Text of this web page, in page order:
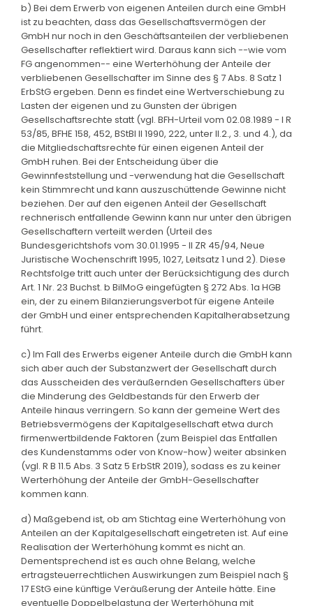
b) Bei dem Erwerb von eigenen Anteilen durch eine GmbH
ist zu beachten, dass das Gesellschaftsvermögen der
GmbH nur noch in den Geschäftsanteilen der verbliebenen
Gesellschafter reflektiert wird. Daraus kann sich --wie vom
FG angenommen-- eine Werterhöhung der Anteile der
verbliebenen Gesellschafter im Sinne des § 7 Abs. 8 Satz 1
ErbStG ergeben. Denn es findet eine Wertverschiebung zu
Lasten der eigenen und zu Gunsten der übrigen
Gesellschaftsrechte statt (vgl. BFH-Urteil vom 02.08.1989 - I R
53/85, BFHE 158, 452, BStBl II 1990, 222, unter II.2., 3. und 4.), da
die Mitgliedschaftsrechte für einen eigenen Anteil der
GmbH ruhen. Bei der Entscheidung über die
Gewinnfeststellung und -verwendung hat die Gesellschaft
kein Stimmrecht und kann auszuschüttende Gewinne nicht
beziehen. Der auf den eigenen Anteil der Gesellschaft
rechnerisch entfallende Gewinn kann nur unter den übrigen
Gesellschaftern verteilt werden (Urteil des
Bundesgerichtshofs vom 30.01.1995 - II ZR 45/94, Neue
Juristische Wochenschrift 1995, 1027, Leitsatz 1 und 2). Diese
Rechtsfolge tritt auch unter der Berücksichtigung des durch
Art. 1 Nr. 23 Buchst. b BilMoG eingefügten § 272 Abs. 1a HGB
ein, der zu einem Bilanzierungsverbot für eigene Anteile
der GmbH und einer entsprechenden Kapitalherabsetzung
führt.
c) Im Fall des Erwerbs eigener Anteile durch die GmbH kann
sich aber auch der Substanzwert der Gesellschaft durch
das Ausscheiden des veräußernden Gesellschafters über
die Minderung des Geldbestands für den Erwerb der
Anteile hinaus verringern. So kann der gemeine Wert des
Betriebsvermögens der Kapitalgesellschaft etwa durch
firmenwertbildende Faktoren (zum Beispiel das Entfallen
des Kundenstamms oder von Know-how) weiter absinken
(vgl. R B 11.5 Abs. 3 Satz 5 ErbStR 2019), sodass es zu keiner
Werterhöhung der Anteile der GmbH-Gesellschafter
kommen kann.
d) Maßgebend ist, ob am Stichtag eine Werterhöhung von
Anteilen an der Kapitalgesellschaft eingetreten ist. Auf eine
Realisation der Werterhöhung kommt es nicht an.
Dementsprechend ist es auch ohne Belang, welche
ertragsteuerrechtlichen Auswirkungen zum Beispiel nach §
17 EStG eine künftige Veräußerung der Anteile hätte. Eine
eventuelle Doppelbelastung der Werterhöhung mit